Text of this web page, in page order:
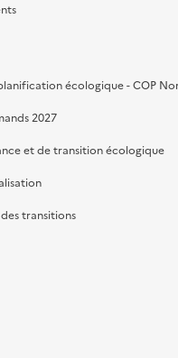
écologique - COP
2027
et de transition écologique
transitions